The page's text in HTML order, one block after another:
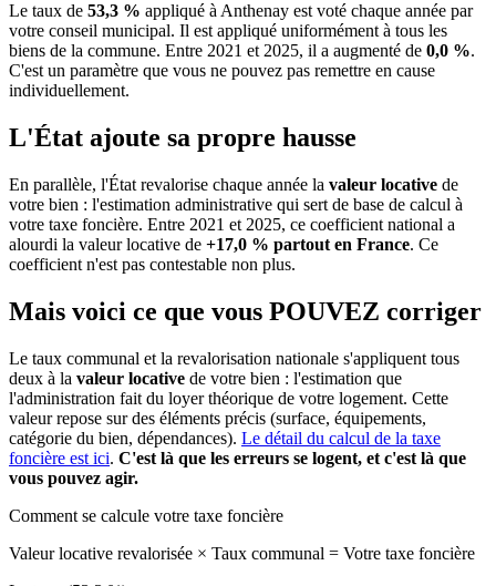
Le taux de 53,3 % appliqué à Anthenay est voté chaque année par
votre conseil municipal. Il est appliqué uniformément à tous les
biens de la commune. Entre 2021 et 2025, il a augmenté de 0,0 %.
C'est un paramètre que vous ne pouvez pas remettre en cause
individuellement.
L'État ajoute sa propre hausse
En parallèle, l'État revalorise chaque année la valeur locative de
votre bien : l'estimation administrative qui sert de base de calcul à
votre taxe foncière. Entre 2021 et 2025, ce coefficient national a
alourdi la valeur locative de +17,0 % partout en France. Ce
coefficient n'est pas contestable non plus.
Mais voici ce que vous POUVEZ corriger
Le taux communal et la revalorisation nationale s'appliquent tous
deux à la valeur locative de votre bien : l'estimation que
l'administration fait du loyer théorique de votre logement. Cette
valeur repose sur des éléments précis (surface, équipements,
catégorie du bien, dépendances). Le détail du calcul de la taxe
foncière est ici. C'est là que les erreurs se logent, et c'est là que
vous pouvez agir.
Comment se calcule votre taxe foncière
Valeur locative revalorisée × Taux communal = Votre taxe foncière